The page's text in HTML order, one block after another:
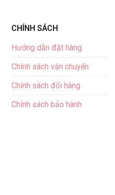
CHÍNH SÁCH
Hướng dẫn đặt hàng
Chính sách vận chuyển
Chính sách đổi hàng
Chính sách bảo hành